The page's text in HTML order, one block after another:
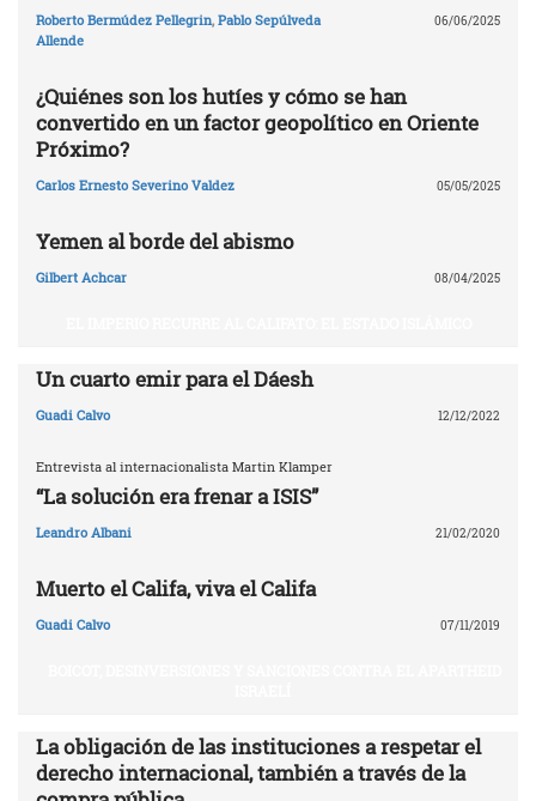
Roberto Bermúdez Pellegrin, Pablo Sepúlveda
Allende
06/06/2025
¿Quiénes son los hutíes y cómo se han
convertido en un factor geopolítico en Oriente
Próximo?
Carlos Ernesto Severino Valdez 05/05/2025
Yemen al borde del abismo
Gilbert Achcar 08/04/2025
Un cuarto emir para el Dáesh
Guadi Calvo 12/12/2022
Entrevista al internacionalista Martin Klamper
“La solución era frenar a ISIS”
Leandro Albani 21/02/2020
Muerto el Califa, viva el Califa
Guadi Calvo 07/11/2019
La obligación de las instituciones a respetar el
derecho internacional, también a través de la